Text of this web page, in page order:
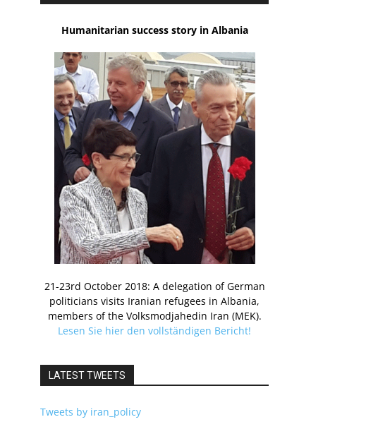
Humanitarian success story in Albania
21-23rd October 2018: A delegation of German
politicians visits Iranian refugees in Albania,
members of the Volksmodjahedin Iran (MEK).
Lesen Sie hier den vollständigen Bericht!
LATEST TWEETS
Tweets by iran_policy